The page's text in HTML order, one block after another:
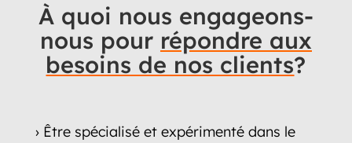
À quoi nous engageons-
nous pour répondre aux
besoins de nos clients?
› Être spécialisé et expérimenté dans le